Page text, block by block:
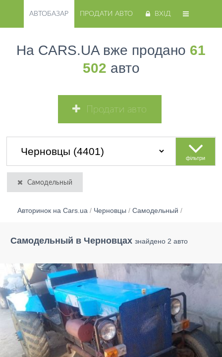
АВТОБАЗАР ПРОДАТИ АВТО ВХІД
На CARS.UA вже продано 61
502 авто
Продати авто
фільтри
Самодельный
Авторинок на Cars.ua / Черновцы / Самодельный /
Самодельный в Черновцах знайдено 2 авто